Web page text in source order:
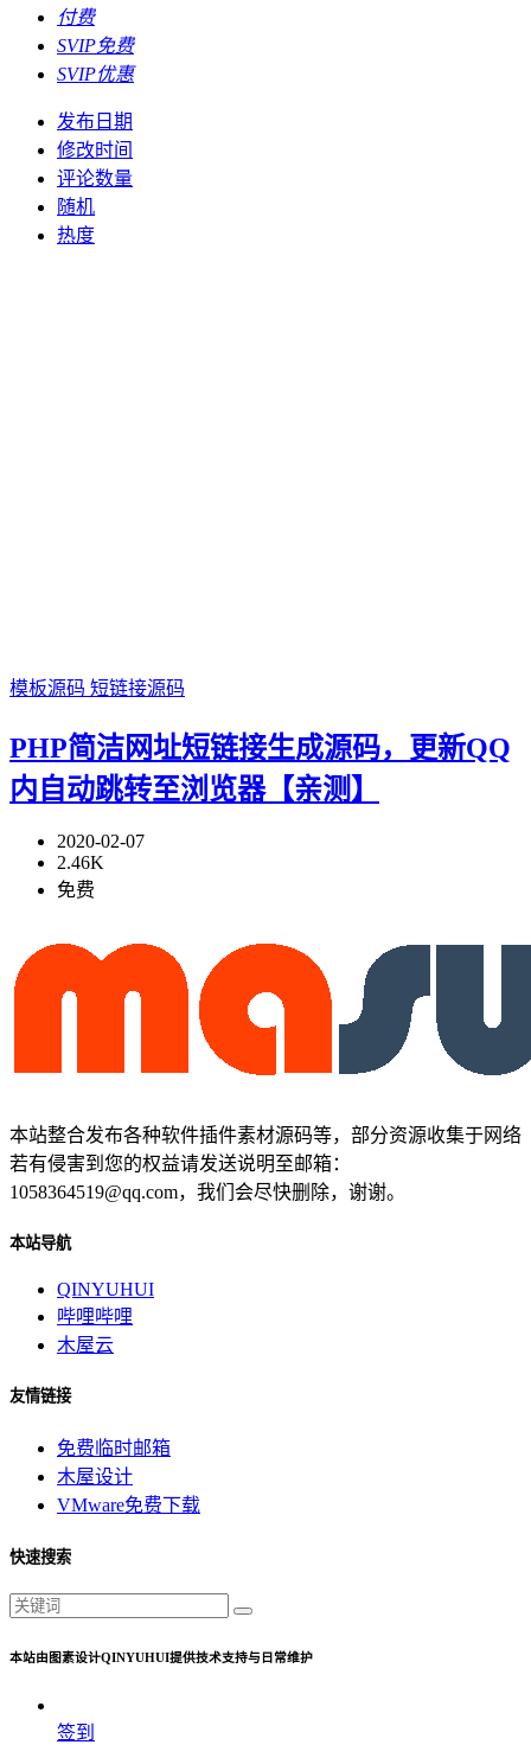
付费
SVIP免费
SVIP优惠
发布日期
修改时间
评论数量
随机
热度
模板源码 短链接源码
PHP简洁网址短链接生成源码，更新QQ
内自动跳转至浏览器【亲测】
2020-02-07
2.46K
免费
本站整合发布各种软件插件素材源码等，部分资源收集于网络
若有侵害到您的权益请发送说明至邮箱：
1058364519@qq.com，我们会尽快删除，谢谢。
本站导航
QINYUHUI
哔哩哔哩
木屋云
友情链接
免费临时邮箱
木屋设计
VMware免费下载
快速搜索
本站由图素设计QINYUHUI提供技术支持与日常维护
签到